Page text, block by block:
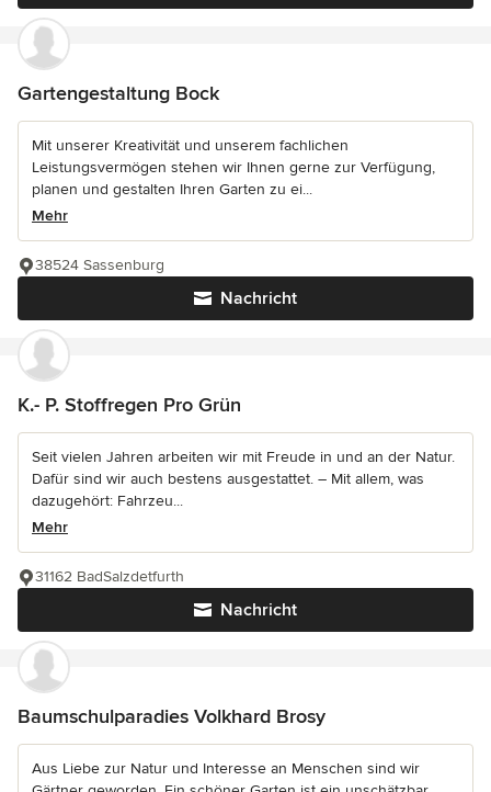
Gartengestaltung Bock
Mit unserer Kreativität und unserem fachlichen
Leistungsvermögen stehen wir Ihnen gerne zur Verfügung,
planen und gestalten Ihren Garten zu ei...
Mehr
Nachricht
38524 Sassenburg
K.- P. Stoffregen Pro Grün
Seit vielen Jahren arbeiten wir mit Freude in und an der Natur.
Dafür sind wir auch bestens ausgestattet. – Mit allem, was
dazugehört: Fahrzeu...
Mehr
Nachricht
31162 BadSalzdetfurth
Baumschulparadies Volkhard Brosy
Aus Liebe zur Natur und Interesse an Menschen sind wir